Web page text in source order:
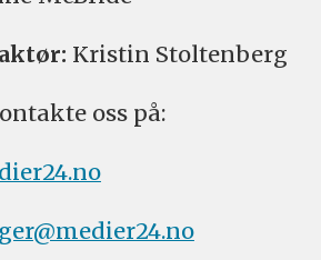
Kristin Stoltenberg
oss på: